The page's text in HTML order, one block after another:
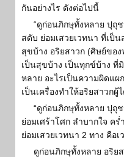
กันอย่างไร ดังต่อไปนี้
“ดูก่อนภิกษุทั้งหลาย ปุถุ
สดับ ย่อมเสวยเวทนา ที่เป็
สุขบ้าง อริยสาวก (ศิษย์ขอ
เป็นสุขบ้าง เป็นทุกข์บ้าง
หลาย อะไรเป็นความผิดแ
เป็นเครื่องทำให้อริยสาวก
“ดูก่อนภิกษุทั้งหลาย ปุถุ
ย่อมเศร้าโศก ลำบากใจ ค
ย่อมเสวยเวทนา 2 ทาง คือ
ดูก่อนภิกษุทั้งหลาย อริย